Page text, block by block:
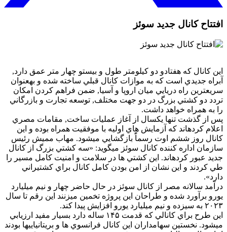
افتتاح كانال جديد سوئز
اين كانال كه هفتادو دو كيلومتر طول و بيستو چهار متر عمق دارد,
آبراه جديدي است كه به موازات كانال قبلي ساخته شده و بهعنوان
سريعترين راه دريايي ميان اروپا و آسيا, ضمن فراهم كردن امكان
تردد دو كشتي بزرگ در دو جهت مختلف, توسعه تجارت و بازرگاني
را به همراه خواهد داشت.
پس از گذشت تنها يكسال از آغاز عمليات ساخت, مقامات مصري
اعلام كردهاند كه آزمايش هاي اوليه با موفقيت همراه بوده و اين
كانال روز ششم اوت رسماًً بازگشايي ميشود. مهاب مميش رئيس
سازمان اداره كننده كانال سوئز ميگويد: «سه كشتي بزرگ از كانال
جديد عبور كردهاند. اين كشتي ها در سلامت و امنيت كامل مسير را
طي كردند و اين نشان از امن بودن كامل كانال براي كشتيراني
دارد».
درآمد سالانه مصر از كانال سوئز در حال حاضر چهار و نيم ميليارد
يورو برآورد شده و طراحان اين پروژه تخمين ميزنند اين رقم تا سال
۲۰۲۳ به سيزده و نيم ميليارد يورو افزايش پيدا كند.
اين طرح براي كانالي كه قدمت ۱۴۵ ساله دارد بسيار مفيد ارزيابي
ميشود. نخستين سهامداران اين كانال فرانسوي ها و بريتانياييها بودند